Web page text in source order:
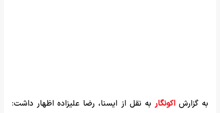
به گزارشاکونگار به نقل از ایسنا، رضا علیزاده اظهار داشت: